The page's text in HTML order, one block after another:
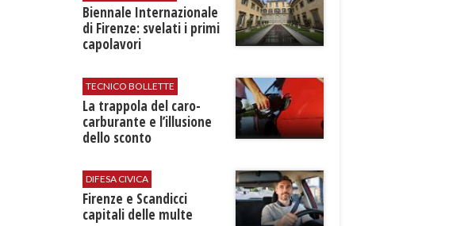
Biennale Internazionale
di Firenze: svelati i primi
capolavori
TECNICO BOLLETTE
​La trappola del caro-
carburante e l’illusione
dello sconto
DIFESA CIVICA
Firenze e Scandicci
capitali delle multe